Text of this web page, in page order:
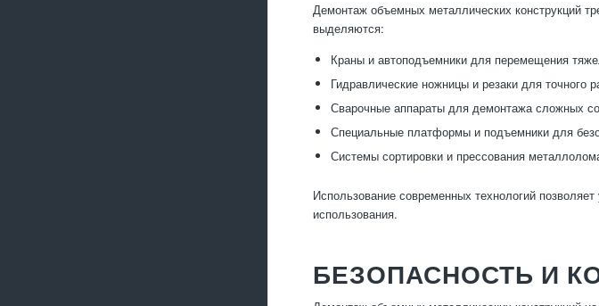
Демонтаж объемных металлических конструкций
выделяются:
Краны и автоподъемники для перемещения
Гидравлические ножницы и резаки для точного
Сварочные аппараты для демонтажа сложных
Специальные платформы и подъемники для
Системы сортировки и прессования
Использование современных технологий
использования.
БЕЗОПАСНОСТЬ И